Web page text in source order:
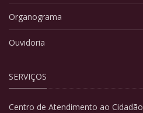
Organograma
Ouvidoria
SERVIÇOS
Centro de Atendimento ao Cidadão